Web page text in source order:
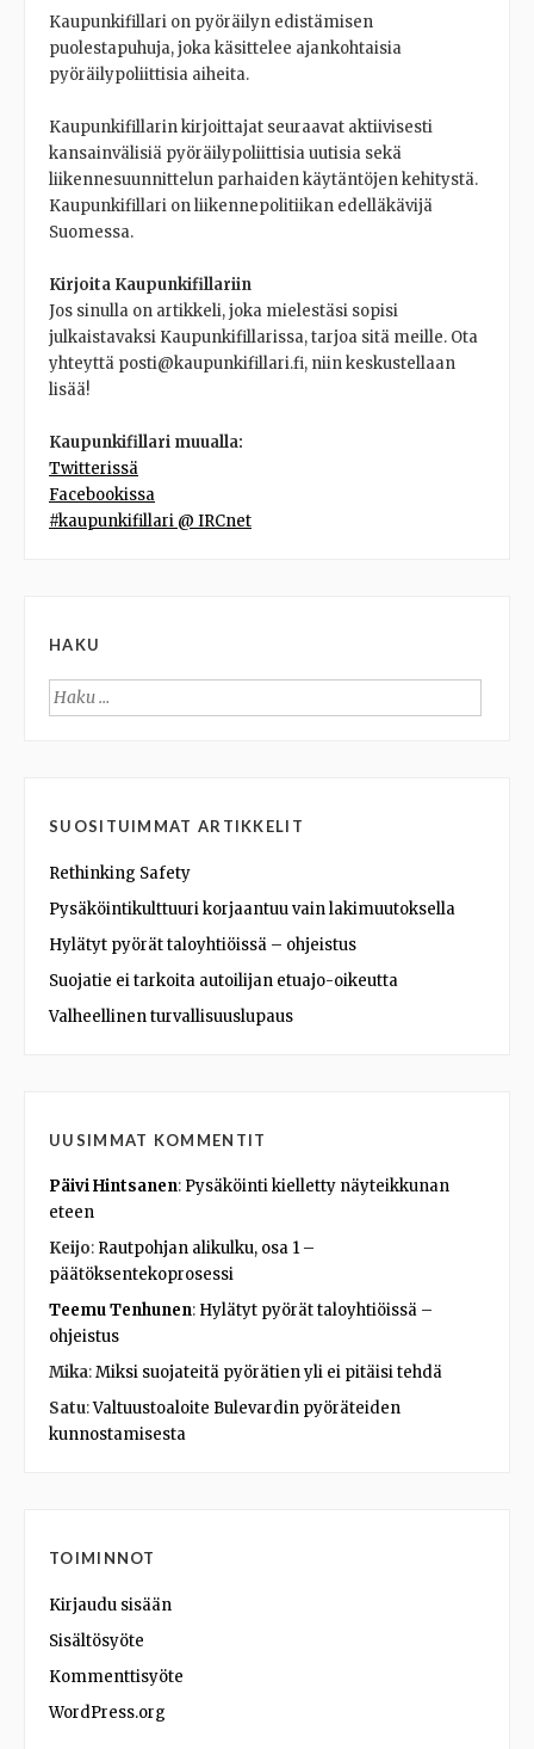
Kaupunkifillari on pyöräilyn edistämisen
puolestapuhuja, joka käsittelee ajankohtaisia
pyöräilypoliittisia aiheita.
Kaupunkifillarin kirjoittajat seuraavat aktiivisesti
kansainvälisiä pyöräilypoliittisia uutisia sekä
liikennesuunnittelun parhaiden käytäntöjen kehitystä.
Kaupunkifillari on liikennepolitiikan edelläkävijä
Suomessa.
Kirjoita Kaupunkifillariin
Jos sinulla on artikkeli, joka mielestäsi sopisi
julkaistavaksi Kaupunkifillarissa, tarjoa sitä meille. Ota
yhteyttä posti@kaupunkifillari.fi, niin keskustellaan
lisää!
Kaupunkifillari muualla:
Twitterissä
Facebookissa
#kaupunkifillari @ IRCnet
HAKU
Haku:
SUOSITUIMMAT ARTIKKELIT
Rethinking Safety
Pysäköintikulttuuri korjaantuu vain lakimuutoksella
Hylätyt pyörät taloyhtiöissä – ohjeistus
Suojatie ei tarkoita autoilijan etuajo-oikeutta
Valheellinen turvallisuuslupaus
UUSIMMAT KOMMENTIT
Päivi Hintsanen: Pysäköinti kielletty näyteikkunan
eteen
Keijo: Rautpohjan alikulku, osa 1 –
päätöksentekoprosessi
Teemu Tenhunen: Hylätyt pyörät taloyhtiöissä –
ohjeistus
Mika:Miksi suojateitä pyörätien yli ei pitäisi tehdä
Satu:Valtuustoaloite Bulevardin pyöräteiden
kunnostamisesta
TOIMINNOT
Kirjaudu sisään
Sisältösyöte
Kommenttisyöte
WordPress.org